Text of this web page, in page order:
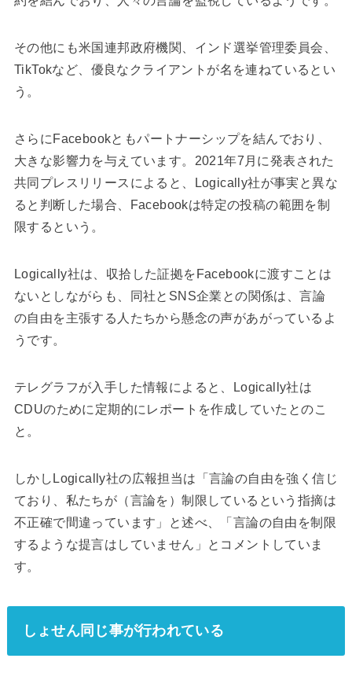
その他にも米国連邦政府機関、インド選挙管理委員会、
TikTokなど、優良なクライアントが名を連ねているとい
う。
さらにFacebookともパートナーシップを結んでおり、
大きな影響力を与えています。2021年7月に発表された
共同プレスリリースによると、Logically社が事実と異な
ると判断した場合、Facebookは特定の投稿の範囲を制
限するという。
Logically社は、収拾した証拠をFacebookに渡すことは
ないとしながらも、同社とSNS企業との関係は、言論
の自由を主張する人たちから懸念の声があがっているよ
うです。
テレグラフが入手した情報によると、Logically社は
CDUのために定期的にレポートを作成していたとのこ
と。
しかしLogically社の広報担当は「言論の自由を強く信じ
ており、私たちが（言論を）制限しているという指摘は
不正確で間違っています」と述べ、「言論の自由を制限
するような提言はしていません」とコメントしていま
す。
しょせん同じ事が行われている